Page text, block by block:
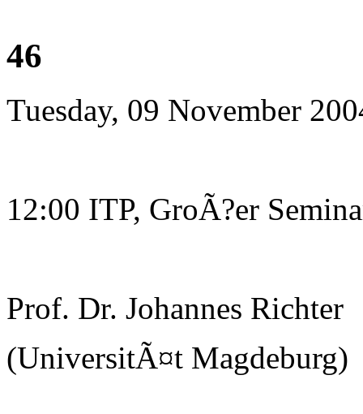
46
Tuesday, 09 November
12:00 ITP, GroÃ?er
Prof. Dr. Johannes Richter
(UniversitÃ¤t Magdeburg)